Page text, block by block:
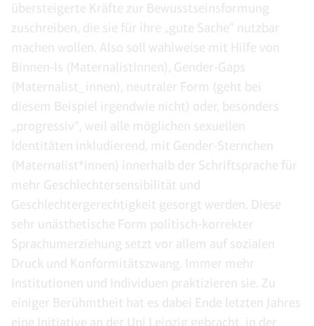
übersteigerte Kräfte zur Bewusstseinsformung
zuschreiben, die sie für ihre „gute Sache“ nutzbar
machen wollen. Also soll wahlweise mit Hilfe von
Binnen-Is (MaternalistInnen), Gender-Gaps
(Maternalist_innen), neutraler Form (geht bei
diesem Beispiel irgendwie nicht) oder, besonders
„progressiv“, weil alle möglichen sexuellen
Identitäten inkludierend, mit Gender-Sternchen
(Maternalist*innen) innerhalb der Schriftsprache für
mehr Geschlechtersensibilität und
Geschlechtergerechtigkeit gesorgt werden. Diese
sehr unästhetische Form politisch-korrekter
Sprachumerziehung setzt vor allem auf sozialen
Druck und Konformitätszwang. Immer mehr
Institutionen und Individuen praktizieren sie. Zu
einiger Berühmtheit hat es dabei Ende letzten Jahres
eine Initiative an der Uni Leipzig gebracht, in der